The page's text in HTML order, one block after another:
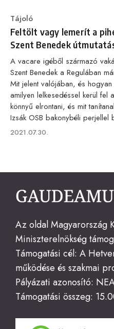
Category
Tájoló
Feltölt vagy lemerít a
Szent Benedek
A vacare igéből származó
Szent Benedek a Regulában
Mit jelent valójában, és
amilyen lelkesedéssel kerül fel
könnyű elrontani, és mit
Izsák OSB bakonybéli perjellel
Published
2021.07.30.
Az oldal Magyarország
Miniszterelnökség
Támogatási cél: A
működése és szakmai
Pályázati azonosító:
Támogatási összeg: